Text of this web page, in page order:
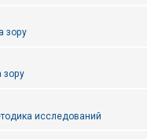
зору
зору
исследований